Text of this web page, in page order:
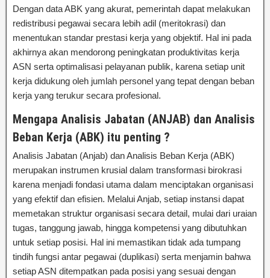
Dengan data ABK yang akurat, pemerintah dapat melakukan
redistribusi pegawai secara lebih adil (meritokrasi) dan
menentukan standar prestasi kerja yang objektif. Hal ini pada
akhirnya akan mendorong peningkatan produktivitas kerja
ASN serta optimalisasi pelayanan publik, karena setiap unit
kerja didukung oleh jumlah personel yang tepat dengan beban
kerja yang terukur secara profesional.
Mengapa Analisis Jabatan (ANJAB) dan Analisis
Beban Kerja (ABK) itu penting ?
Analisis Jabatan (Anjab) dan Analisis Beban Kerja (ABK)
merupakan instrumen krusial dalam transformasi birokrasi
karena menjadi fondasi utama dalam menciptakan organisasi
yang efektif dan efisien. Melalui Anjab, setiap instansi dapat
memetakan struktur organisasi secara detail, mulai dari uraian
tugas, tanggung jawab, hingga kompetensi yang dibutuhkan
untuk setiap posisi. Hal ini memastikan tidak ada tumpang
tindih fungsi antar pegawai (duplikasi) serta menjamin bahwa
setiap ASN ditempatkan pada posisi yang sesuai dengan